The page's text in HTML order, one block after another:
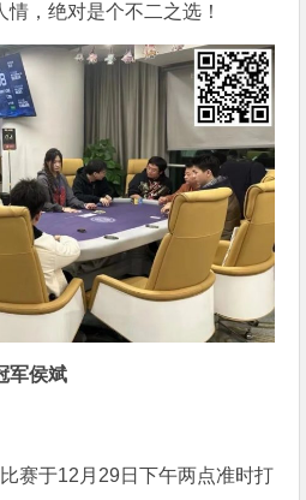
，绝对是个不二之选！
军侯斌
赛于12月29日下午两点准时打